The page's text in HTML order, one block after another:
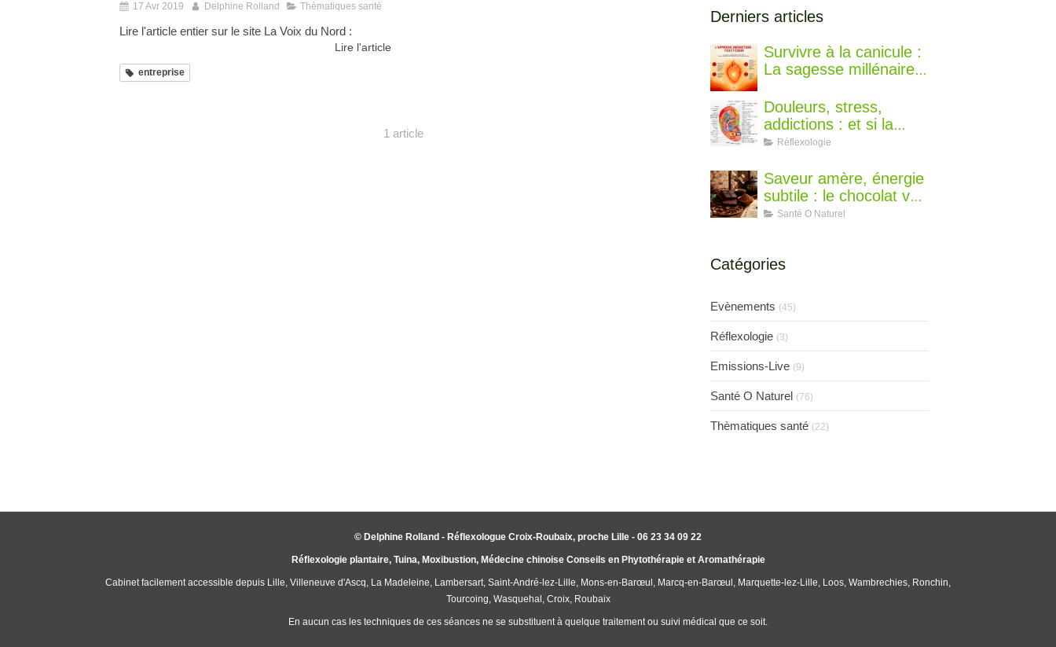
17 Avr 2019 Delphine Rolland Thèmatiques santé
Lire l'article entier sur le site La Voix du Nord :
Lire l'article
entreprise
1 article
Derniers articles
Survivre à la canicule :
La sagesse millénaire
chinoise pour rester au
frais
Douleurs, stress,
addictions : et si la
solution se cachait
Réflexologie
Saveur amère, énergie
subtile : le chocolat vu
par la diététique
Santé O Naturel
Catégories
Evènements (45)
Réflexologie (3)
Emissions-Live (9)
Santé O Naturel (76)
Thèmatiques santé (22)
© Delphine Rolland - Réflexologue Croix-Roubaix, proche Lille - 06 23 34 09 22
Réflexologie plantaire, Tuina, Moxibustion, Médecine chinoise Conseils en Phytothérapie et Aromathérapie
Cabinet facilement accessible depuis Lille, Villeneuve d'Ascq, La Madeleine, Lambersart, Saint-André-lez-Lille, Mons-en-Barœul, Marcq-en-Barœul, Marquette-lez-Lille, Loos, Wambrechies, Ronchin,
Tourcoing, Wasquehal, Croix, Roubaix
En aucun cas les techniques de ces séances ne se substituent à quelque traitement ou suivi médical que ce soit.